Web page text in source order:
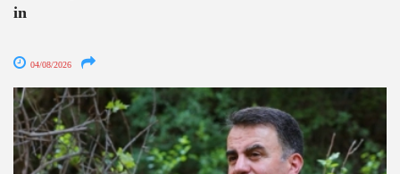
in
04/08/2026